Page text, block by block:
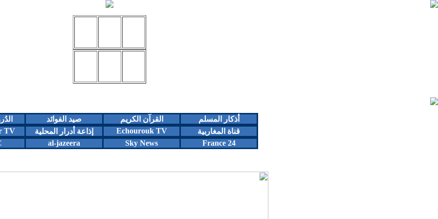
أذكار المسلم القرآن الكريم صيد الفوائد
قناة المغاربية
Echourouk TV إذاعة أدرار المحلية
TV
France 24
Sky News
al-jazeera